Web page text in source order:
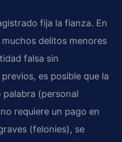
fija la fianza. En
delitos menores
falsa sin
es posible que la
(personal
requiere un pago en
(felonies), se